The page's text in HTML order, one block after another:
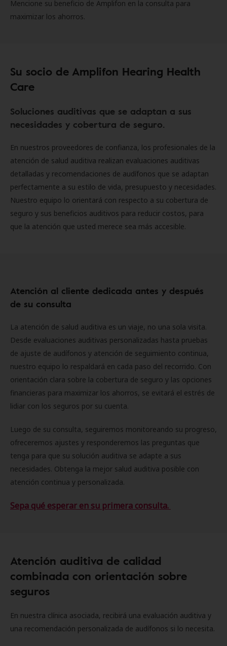
Mencione su beneficio de Amplifon en la consulta para
maximizar los ahorros.
Su socio de Amplifon Hearing Health
Care
Soluciones auditivas que se adaptan a sus
necesidades y cobertura de seguro.
En nuestros proveedores de confianza, los profesionales de la
atención de salud auditiva realizan evaluaciones auditivas
detalladas y recomendaciones de audífonos que se adaptan
perfectamente a su estilo de vida, presupuesto y necesidades.
Nuestro equipo lo orientará con respecto a su cobertura de
seguro y sus beneficios auditivos para reducir costos, para
que la atención que usted merece sea más accesible.
Atención al cliente dedicada antes y después
de su consulta
La atención de salud auditiva es un viaje, no una sola visita.
Desde evaluaciones auditivas personalizadas hasta pruebas
de ajuste de audífonos y atención de seguimiento continua,
nuestro equipo lo respaldará en cada paso del recorrido. Con
orientación clara sobre la cobertura de seguro y las opciones
financieras para maximizar los ahorros, se evitará el estrés de
lidiar con los seguros por su cuenta.
Luego de su consulta, seguiremos monitoreando su progreso,
ofreceremos ajustes y responderemos las preguntas que
tenga para que su solución auditiva se adapte a sus
necesidades. Obtenga la mejor salud auditiva posible con
atención continua y personalizada.
Sepa qué esperar en su primera consulta.
Atención auditiva de calidad
combinada con orientación sobre
seguros
En nuestra clínica asociada, recibirá una evaluación auditiva y
una recomendación personalizada de audífonos si lo necesita.